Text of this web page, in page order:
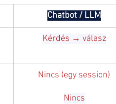
Chatbot / LLM
Kérdés → válasz
Nincs (egy session)
Nincs